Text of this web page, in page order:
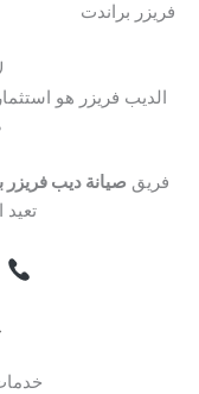
فريزر براندت
الديب فريزر هو
فريق صيانة ديب فريزر
تعيد